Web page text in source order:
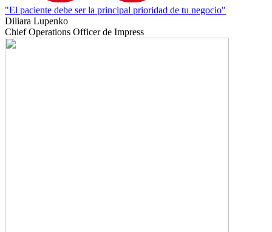
"El paciente debe ser la principal prioridad de tu negocio"
Diliara Lupenko
Chief Operations Officer de Impress